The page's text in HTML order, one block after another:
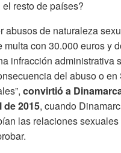
resto de países?
abusos de naturaleza
multa con 30.000 euros y
infracción administrativa
del abuso o
convirtió a
de 2015, cuando
las relaciones